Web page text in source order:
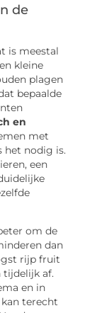
de
is meestal
kleine
plagen
bepaalde
en
met
het nodig is.
een
om de
dan
rijp fruit
tijdelijk af.
en in
terecht